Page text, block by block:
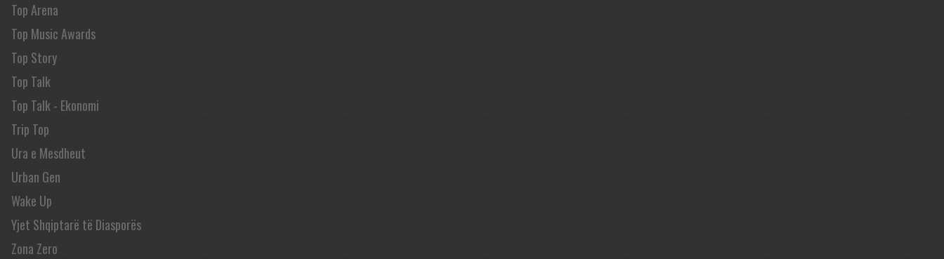
Top Arena
Top Music Awards
Top Story
Top Talk
Top Talk - Ekonomi
Trip Top
Ura e Mesdheut
Urban Gen
Wake Up
Yjet Shqiptarë të Diasporës
Zona Zero